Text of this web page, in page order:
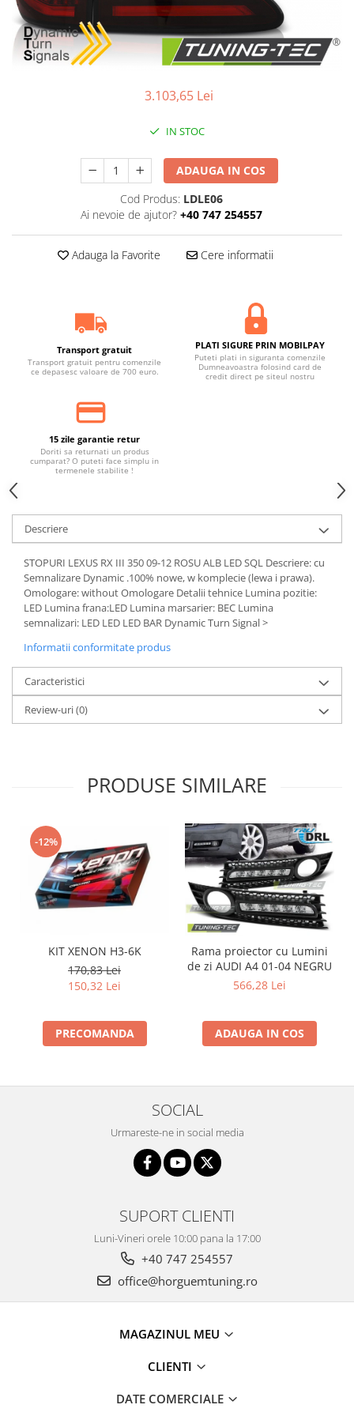
3.103,65 Lei
IN STOC
ADAUGA IN COS
Cod Produs: LDLE06
Ai nevoie de ajutor? +40 747 254557
Adauga la Favorite Cere informatii
Transport gratuit
Transport gratuit pentru comenzile
ce depasesc valoare de 700 euro.
PLATI SIGURE PRIN MOBILPAY
Puteti plati in siguranta comenzile
Dumneavoastra folosind card de
credit direct pe siteul nostru
15 zile garantie retur
Doriti sa returnati un produs
cumparat? O puteti face simplu in
termenele stabilite !
Descriere
STOPURI LEXUS RX III 350 09-12 ROSU ALB LED SQL Descriere: cu
Semnalizare Dynamic .100% nowe, w komplecie (lewa i prawa).
Omologare: without Omologare Detalii tehnice Lumina pozitie:
LED Lumina frana:LED Lumina marsarier: BEC Lumina
semnalizari: LED LED LED BAR Dynamic Turn Signal >
Informatii conformitate produs
Caracteristici
Review-uri(0)
PRODUSE SIMILARE
-12%
KIT XENON H3-6K
170,83 Lei
150,32 Lei
PRECOMANDA
Rama proiector cu Lumini
de zi AUDI A4 01-04 NEGRU
566,28 Lei
ADAUGA IN COS
SOCIAL
Urmareste-ne in social media
SUPORT CLIENTI
Luni-Vineri orele 10:00 pana la 17:00
+40 747 254557
office@horguemtuning.ro
MAGAZINUL MEU
CLIENTI
DATE COMERCIALE